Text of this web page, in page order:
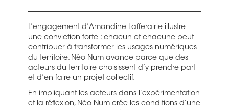
L’engagement d’Amandine Lafferairie illustre
une conviction forte : chacun et chacune peut
contribuer à transformer les usages numériques
du territoire. Néo Num avance parce que des
acteurs du territoire choisissent d’y prendre part
et d’en faire un projet collectif.
En impliquant les acteurs dans l’expérimentation
et la réflexion, Néo Num crée les conditions d’une